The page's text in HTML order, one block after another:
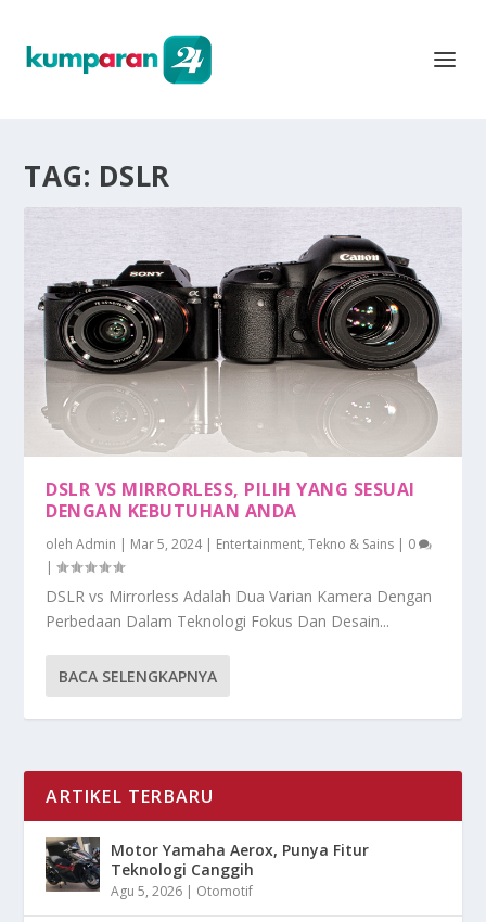
TAG: DSLR
DSLR VS MIRRORLESS, PILIH YANG SESUAI
DENGAN KEBUTUHAN ANDA
olehAdmin | Mar 5, 2024| Entertainment,Tekno & Sains | 0
|
DSLR vs Mirrorless Adalah Dua Varian Kamera Dengan
Perbedaan Dalam Teknologi Fokus Dan Desain...
BACA SELENGKAPNYA
ARTIKEL TERBARU
Motor Yamaha Aerox, Punya Fitur
Teknologi Canggih
Agu 5, 2026 | Otomotif